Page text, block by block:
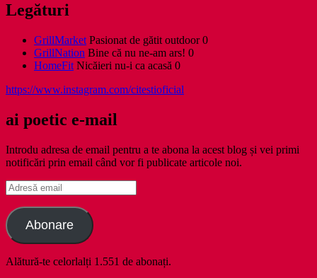
Legături
GrillMarket Pasionat de gătit outdoor 0
GrillNation Bine că nu ne-am ars! 0
HomeFit Nicăieri nu-i ca acasă 0
https://www.instagram.com/citestioficial
ai poetic e-mail
Introdu adresa de email pentru a te abona la acest blog și vei primi
notificări prin email când vor fi publicate articole noi.
Adresă
email
Abonare
Alătură-te celorlalți 1.551 de abonați.